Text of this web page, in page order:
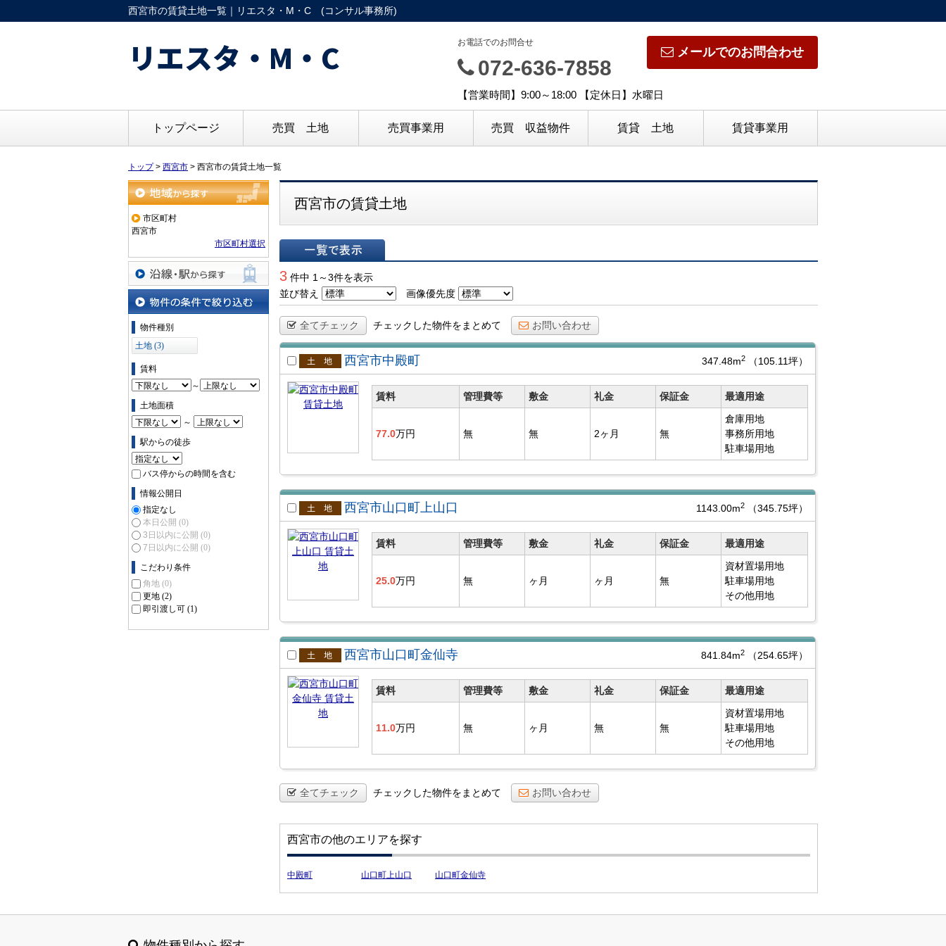
西宮市の賃貸土地一覧｜リエスタ・M・C (コンサル事務所)
リエスタ・M・C メールでのお問合わせ
お電話でのお問合せ
072-636-7858
【営業時間】9:00～18:00 【定休日】水曜日
トップページ 売買 土地 売買事業用 売買 収益物件 賃貸 土地 賃貸事業用
トップ> 西宮市 > 西宮市の賃貸土地一覧
地域から探す
市区町村
西宮市
市区町村選択
沿線・駅から探す
物件の条件で絞り込む
物件種別
土地 (3)
賃料
～
土地面積
～
駅からの徒歩
バス停からの時間を含む
情報公開日
指定なし
本日公開 (0)
3日以内に公開 (0)
7日以内に公開 (0)
こだわり条件
角地 (0)
更地 (2)
即引渡し可 (1)
西宮市の賃貸土地
3 件中 1～3件を表示
並び替え
画像優先度
全てチェック チェックした物件をまとめて お問い合わせ
賃貸土地
西宮市中殿町 347.48m2 （105.11坪）
賃料 管理費等 敷金 礼金 保証金 最適用途
77.0万円 無 無 2ヶ月 無
倉庫用地
事務所用地
駐車場用地
賃貸土地
西宮市山口町上山口 1143.00m2 （345.75坪）
賃料 管理費等 敷金 礼金 保証金 最適用途
25.0万円 無 ヶ月 ヶ月 無
資材置場用地
駐車場用地
その他用地
賃貸土地
西宮市山口町金仙寺 841.84m2 （254.65坪）
賃料 管理費等 敷金 礼金 保証金 最適用途
11.0万円 無 ヶ月 無 無
資材置場用地
駐車場用地
その他用地
全てチェック チェックした物件をまとめて お問い合わせ
西宮市の他のエリアを探す
中殿町 山口町上山口 山口町金仙寺